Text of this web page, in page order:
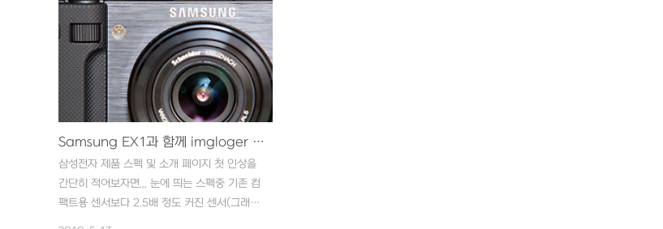
이 밀려 기다리는 시간에~~ . . . with
Samsung EX1
Samsung EX1과 함께 imgloger 시작합니다.!!
삼성전자 제품 스펙 및 소개 페이지 첫 인상을
간단히 적어보자면,,, 눈에 띄는 스펙중 기존 컴
팩트용 센서보다 2.5배 정도 커진 센서(그래도